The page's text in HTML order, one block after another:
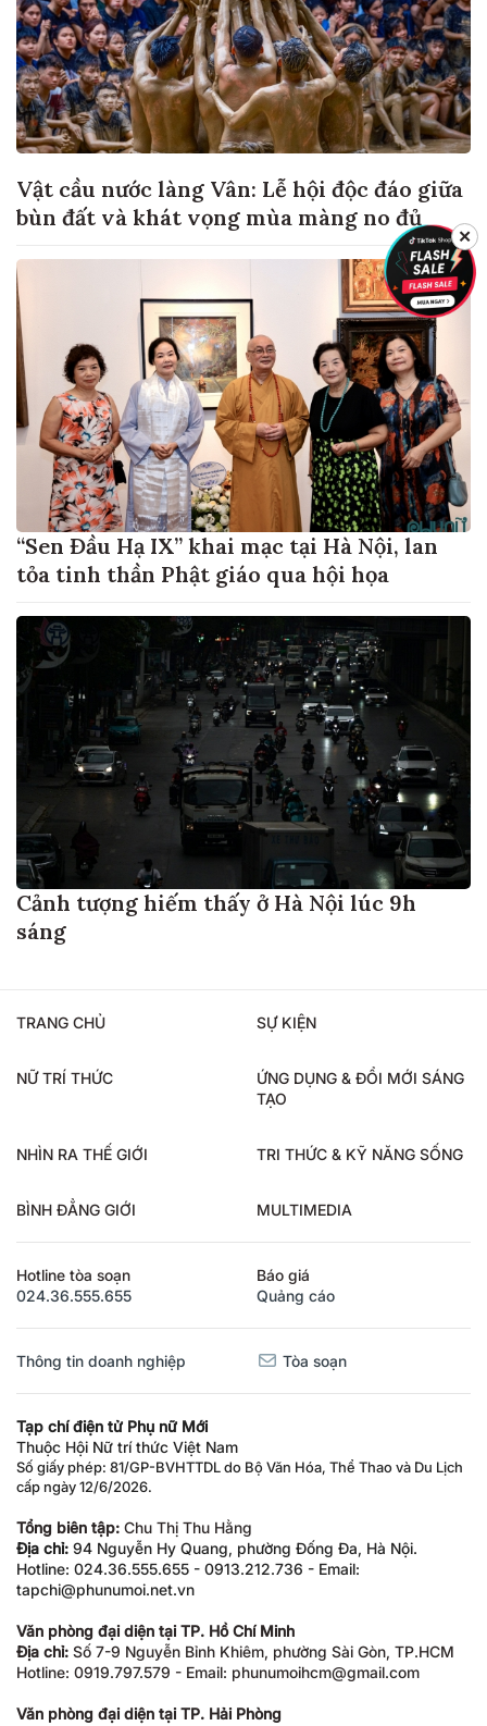
Vật cầu nước làng Vân: Lễ hội độc đáo giữa
bùn đất và khát vọng mùa màng no đủ
“Sen Đầu Hạ IX” khai mạc tại Hà Nội, lan
tỏa tinh thần Phật giáo qua hội họa
Cảnh tượng hiếm thấy ở Hà Nội lúc 9h
sáng
TRANG CHỦ SỰ KIỆN
NỮ TRÍ THỨC
ỨNG DỤNG & ĐỔI MỚI SÁNG
TẠO
NHÌN RA THẾ GIỚI TRI THỨC & KỸ NĂNG SỐNG
BÌNH ĐẲNG GIỚI MULTIMEDIA
Hotline tòa soạn
024.36.555.655
Báo giá
Quảng cáo
Thông tin doanh nghiệp Tòa soạn
Tạp chí điện tử Phụ nữ Mới
Thuộc Hội Nữ trí thức Việt Nam
Số giấy phép: 81/GP-BVHTTDL do Bộ Văn Hóa, Thể Thao và Du Lịch
cấp ngày 12/6/2026.
Tổng biên tập: Chu Thị Thu Hằng
Địa chỉ: 94 Nguyễn Hy Quang, phường Đống Đa, Hà Nội.
Hotline: 024.36.555.655 - 0913.212.736 - Email:
tapchi@phunumoi.net.vn
Văn phòng đại diện tại TP. Hồ Chí Minh
Địa chỉ: Số 7-9 Nguyễn Bỉnh Khiêm, phường Sài Gòn, TP.HCM
Hotline: 0919.797.579 - Email: phunumoihcm@gmail.com
Văn phòng đại diện tại TP. Hải Phòng
✕